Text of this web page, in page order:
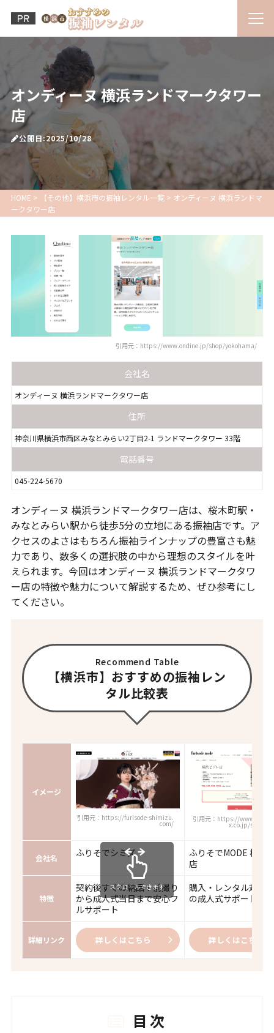
オンディーヌ 横浜ランドマークタワー
店
公開日:2025/10/28
HOME > 【その他】横浜市の振袖レンタル一覧> オンディーヌ 横浜ランドマ
ークタワー店
引用元：https://www.ondine.jp/shop/yokohama/
会社名
オンディーヌ 横浜ランドマークタワー店
住所
神奈川県横浜市西区みなとみらい2丁目2-1 ランドマークタワー 33階
電話番号
045-224-5670
オンディーヌ 横浜ランドマークタワー店は、桜木町駅・
みなとみらい駅から徒歩5分の立地にある振袖店です。ア
クセスのよさはもちろん振袖ラインナップの豊富さも魅
力であり、数多くの選択肢の中から理想のスタイルを叶
えられます。今回はオンディーヌ 横浜ランドマークタワ
ー店の特徴や魅力について解説するため、ぜひ参考にし
てください。
Recommend Table
【横浜市】おすすめの振袖レン
タル比較表
イメージ
引用元：https://furisode-shimizu.
com/
引用元：https://
x.co.jp/shops/
会社名 ふりそでシミズ
ふりそでMODE 横浜
店
特徴
契約後すぐの納品！前撮り
から成人式当日まで安心フ
ルサポート
購入・レンタル対応
の成人式サポート
詳細リンク 詳しくはこちら 詳しくはこちら
スクロールできます
目次